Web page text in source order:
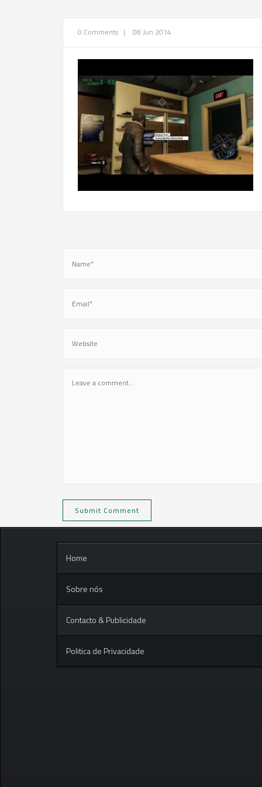
0 Comments | 08 Jun 2014
Home
Sobre nós
Contacto & Publicidade
Politica de Privacidade